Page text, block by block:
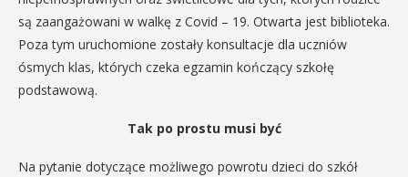
są zaangażowani w walkę z Covid – 19. Otwarta jest biblioteka.
Poza tym uruchomione zostały konsultacje dla uczniów
ósmych klas, których czeka egzamin kończący szkołę
podstawową.
Tak po prostu musi być
Na pytanie dotyczące możliwego powrotu dzieci do szkół